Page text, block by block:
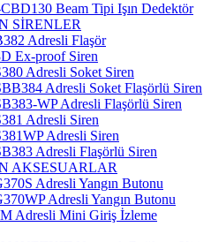
Beam Tipi Işın Dedektör
SİRENLER
Adresli Flaşör
Ex-proof Siren
Adresli Soket Siren
Adresli Soket Flaşörlü Siren
WP Adresli Flaşörlü Siren
Adresli Siren
Adresli Siren
Adresli Flaşörlü Siren
AKSESUARLAR
Adresli Yangın Butonu
Adresli Yangın Butonu
Adresli Mini Giriş İzleme